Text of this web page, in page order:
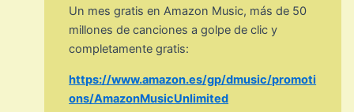
Un mes gratis en Amazon Music, más de 50
millones de canciones a golpe de clic y
completamente gratis:
https://www.amazon.es/gp/dmusic/promoti
ons/AmazonMusicUnlimited